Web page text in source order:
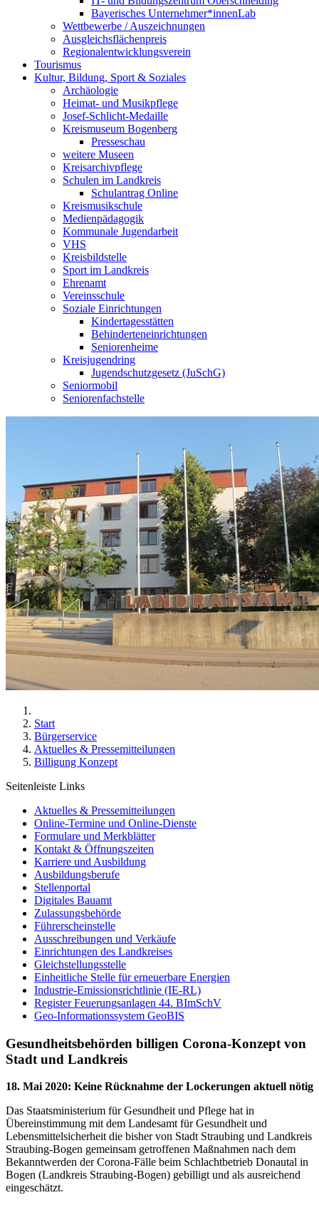
Bayerisches Unternehmer*innenLab
Wettbewerbe / Auszeichnungen
Ausgleichsflächenpreis
Regionalentwicklungsverein
Tourismus
Kultur, Bildung, Sport & Soziales
Archäologie
Heimat- und Musikpflege
Josef-Schlicht-Medaille
Kreismuseum Bogenberg
Presseschau
weitere Museen
Kreisarchivpflege
Schulen im Landkreis
Schulantrag Online
Kreismusikschule
Medienpädagogik
Kommunale Jugendarbeit
VHS
Kreisbildstelle
Sport im Landkreis
Ehrenamt
Vereinsschule
Soziale Einrichtungen
Kindertagesstätten
Behinderteneinrichtungen
Seniorenheime
Kreisjugendring
Jugendschutzgesetz (JuSchG)
Seniormobil
Seniorenfachstelle
Start
Bürgerservice
Aktuelles & Pressemitteilungen
Billigung Konzept
Seitenleiste Links
Aktuelles & Pressemitteilungen
Online-Termine und Online-Dienste
Formulare und Merkblätter
Kontakt & Öffnungszeiten
Karriere und Ausbildung
Ausbildungsberufe
Stellenportal
Digitales Bauamt
Zulassungsbehörde
Führerscheinstelle
Ausschreibungen und Verkäufe
Einrichtungen des Landkreises
Gleichstellungsstelle
Einheitliche Stelle für erneuerbare Energien
Industrie-Emissionsrichtlinie (IE-RL)
Register Feuerungsanlagen 44. BImSchV
Geo-Informationssystem GeoBIS
Gesundheitsbehörden billigen Corona-Konzept von
Stadt und Landkreis
18. Mai 2020: Keine Rücknahme der Lockerungen aktuell nötig
Das Staatsministerium für Gesundheit und Pflege hat in
Übereinstimmung mit dem Landesamt für Gesundheit und
Lebensmittelsicherheit die bisher von Stadt Straubing und Landkreis
Straubing-Bogen gemeinsam getroffenen Maßnahmen nach dem
Bekanntwerden der Corona-Fälle beim Schlachtbetrieb Donautal in
Bogen (Landkreis Straubing-Bogen) gebilligt und als ausreichend
eingeschätzt.